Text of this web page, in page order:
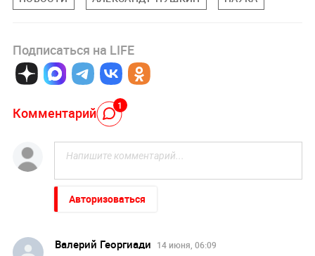
Подписаться на LIFE
Комментарий 1
Авторизоваться
Валерий Георгиади 14 июня, 06:09